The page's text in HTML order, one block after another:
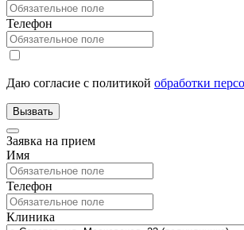
Телефон
Даю согласие с политикой обработки
Заявка на прием
Имя
Телефон
Клиника